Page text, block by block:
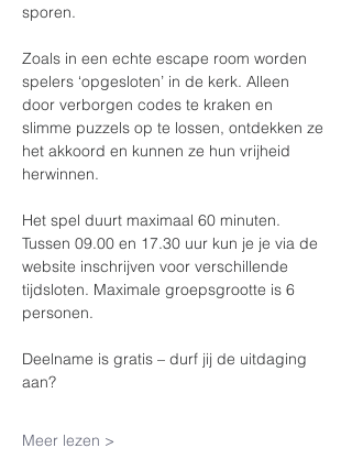
sporen.
Zoals in een echte escape room worden
spelers ‘opgesloten’ in de kerk. Alleen
door verborgen codes te kraken en
slimme puzzels op te lossen, ontdekken ze
het akkoord en kunnen ze hun vrijheid
herwinnen.
Het spel duurt maximaal 60 minuten.
Tussen 09.00 en 17.30 uur kun je je via de
website inschrijven voor verschillende
tijdsloten. Maximale groepsgrootte is 6
personen.
Deelname is gratis – durf jij de uitdaging
aan?
Meer lezen >